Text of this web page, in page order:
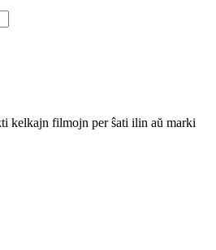
kelkajn filmojn per ŝati ilin aŭ marki